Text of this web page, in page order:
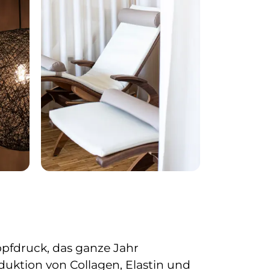
das ganze Jahr
von Collagen, Elastin und